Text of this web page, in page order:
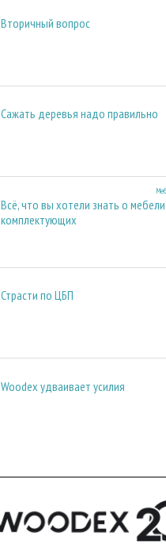
Вторичный вопрос
Сажать деревья надо правильно
Всё, что вы хотели знать о
комплектующих
Страсти по ЦБП
Woodex удваивает усилия